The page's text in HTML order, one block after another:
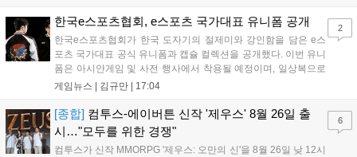
영상 및 대형 전광판에 소개될 예정입니다....
한국e스포츠협회, e스포츠 국가대표 유니폼 공개
한국e스포츠협회가 한국 도자기의 절제미와 강인함을 담은 e스
포츠 국가대표 공식 유니폼과 캡슐 컬렉션을 공개했다. 이번 유니
폼은 아시안게임 및 사전 행사에서 착용될 예정이며, 일상복으로
구성된 컬렉션은 오는 8월 28일부터 골스튜디오 공식 홈페이지
서는 대회 규정에 따라 별도의 유니폼을 착용할 계획이다....
게임뉴스 | 김규만 17:04
2
[종합] 컴투스-에이버튼 신작 '제우스' 8월 26일 출
시…"모두를 위한 경쟁"
컴투스가 신작 MMORPG '제우스: 오만의 신'을 8월 26일 낮 12시
6